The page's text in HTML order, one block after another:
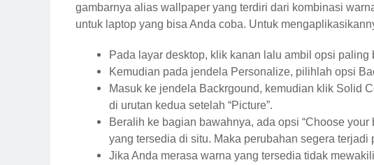
gambarnya alias wallpaper yang terdiri dari kombinasi
untuk laptop yang bisa Anda coba. Untuk
Pada layar desktop, klik kanan lalu ambil opsi
Kemudian pada jendela Personalize, pilihlah opsi
Masuk ke jendela Backrgound, kemudian klik Solid
di urutan kedua setelah “Picture”.
Beralih ke bagian bawahnya, ada opsi “Choose
yang tersedia di situ. Maka perubahan segera terjadi
Jika Anda merasa warna yang tersedia tidak